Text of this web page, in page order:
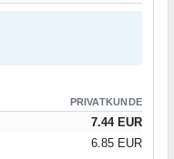
PRIVATKUNDE
7.44 EUR
6.85 EUR